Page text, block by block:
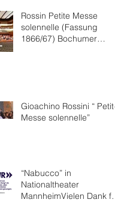
Rossin Petite Messe
solennelle (Fassung
1866/67) Bochumer
Gioachino Rossini “ Petite
Messe solennelle”
“Nabucco” in
Nationaltheater
MannheimVielen Dank für